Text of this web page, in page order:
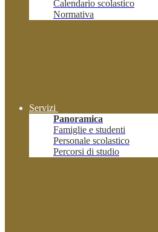
Calendario scolastico
Normativa
Servizi
Panoramica
Famiglie e studenti
Personale scolastico
Percorsi di studio